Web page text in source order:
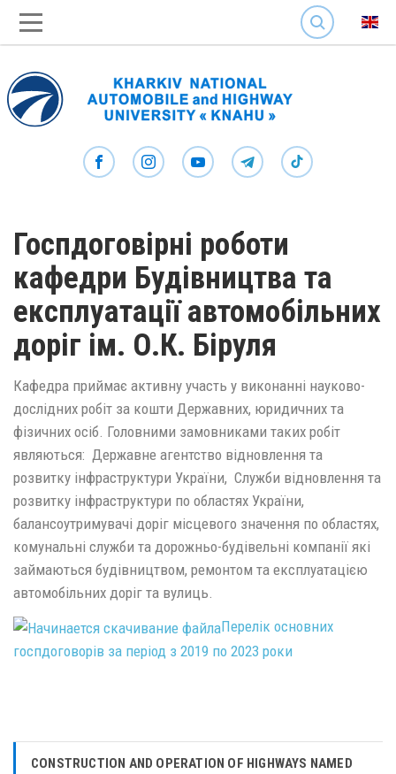
SEARCH
Госпдоговірні роботи
кафедри Будівництва та
експлуатації автомобільних
доріг ім. О.К. Біруля
Кафедра приймає активну участь у виконанні науково-
дослідних робіт за кошти Державних, юридичних та
фізичних осіб. Головними замовниками таких робіт
являються: Державне агентство відновлення та
розвитку інфраструктури України, Служби відновлення та
розвитку інфраструктури по областях України,
балансоутримувачі доріг місцевого значення по областях,
комунальні служби та дорожньо-будівельні компанії які
займаються будівництвом, ремонтом та експлуатацією
автомобільних доріг та вулиць.
Перелік основних
госпдоговорів за період з 2019 по 2023 роки
CONSTRUCTION AND OPERATION OF HIGHWAYS NAMED